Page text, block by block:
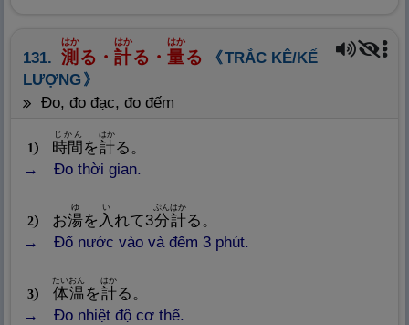
131. 測
はか
る・ 計
はか
る・ 量
はか
る
TRẮC KÊ/KẾ
LƯỢNG
đo, đo đạc, đo đếm
1 時間
じかん
を計
はか
る。
Đo thời gian.
2 お湯
ゆ
を 入
い
れて3分
ぷん
計
はか
る。
Đổ nước vào và đếm 3 phút.
3 体温
たいおん
を計
はか
る。
Đo nhiệt độ cơ thể.